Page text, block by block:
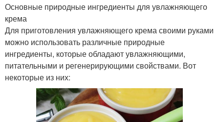
Основные природные ингредиенты для увлажняющего
крема
Для приготовления увлажняющего крема своими руками
можно использовать различные природные
ингредиенты, которые обладают увлажняющими,
питательными и регенерирующими свойствами. Вот
некоторые из них: